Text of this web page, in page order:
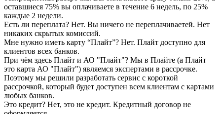
оставшиеся 75% вы оплачиваете в течение 6 недель, по 25%
каждые 2 недели.
Есть ли переплата? Нет. Вы ничего не переплачиваетей. Нет
никаких скрытых комиссий.
Мне нужно иметь карту “Плайт”? Нет. Плайт доступно для
клиентов всех банков.
При чём здесь Плайт и АО "Плайт"? Мы в Плайте (а Плайт
это карта АО "Плайт") являемся экспертами в рассрочке.
Поэтому мы решили разработать сервис с короткой
рассрочкой, который будет доступен всем клиентам с картами
любых банков.
Это кредит? Нет, это не кредит. Кредитный договор не